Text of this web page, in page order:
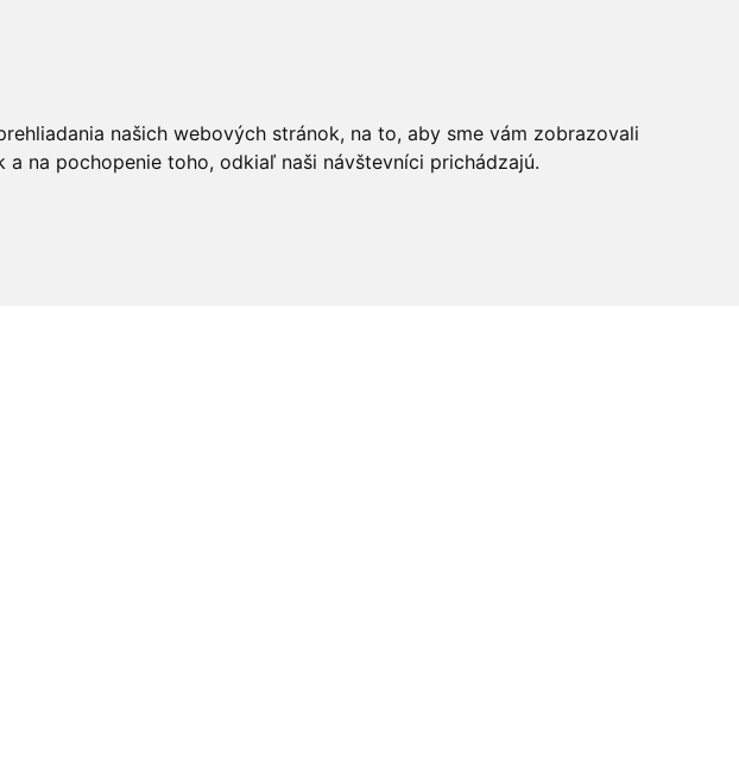
našich webových stránok, na to, aby sme vám zobrazovali
na pochopenie toho, odkiaľ naši návštevníci prichádzajú.